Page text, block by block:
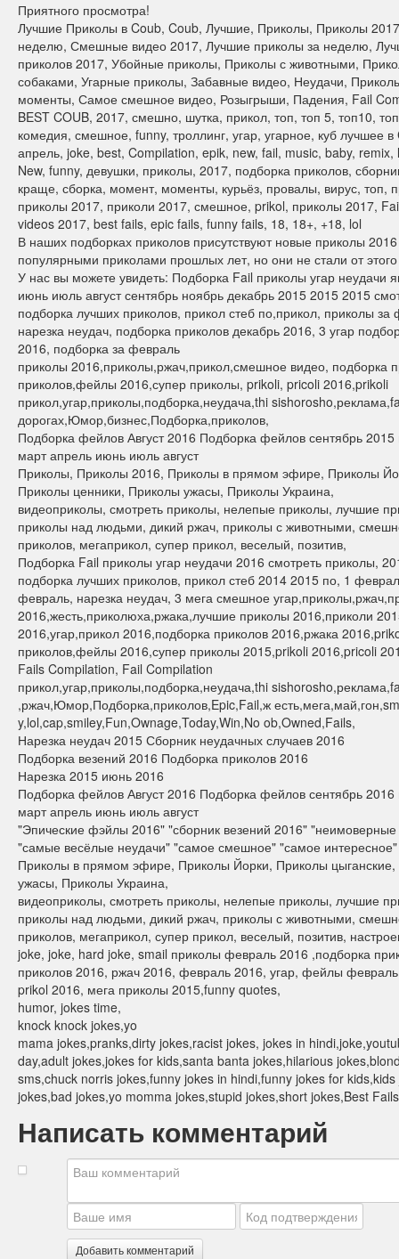
Приятного просмотра!
Лучшие Приколы в Coub, Coub, Лучшие, Приколы, Приколы
неделю, Смешные видео 2017, Лучшие приколы за неделю,
приколов 2017, Убойные приколы, Приколы с животными,
собаками, Угарные приколы, Забавные видео, Неудачи,
моменты, Самое смешное видео, Розыгрыши, Падения, Fail
BEST COUB, 2017, смешно, шутка, прикол, топ, топ 5, топ10,
комедия, смешное, funny, троллинг, угар, угарное, куб лучшее
апрель, joke, best, Compilation, epik, new, fail, music, baby,
New, funny, девушки, приколы, 2017, подборка приколов,
краще, сборка, момент, моменты, курьёз, провалы, вирус, топ,
приколы 2017, приколи 2017, смешное, prikol, приколы 2017,
videos 2017, best fails, epic fails, funny fails, 18, 18+, +18, lol
В наших подборках приколов присутствуют новые приколы
популярными приколами прошлых лет, но они не стали от
У нас вы можете увидеть: Подборка Fail приколы угар неудачи
июнь июль август сентябрь ноябрь декабрь 2015 2015 2015
подборка лучших приколов, прикол стеб по,прикол, приколы
нарезка неудач, подборка приколов декабрь 2016, 3 угар
2016, подборка за февраль
приколы 2016,приколы,ржач,прикол,смешное видео, подборка
приколов,фейлы 2016,супер приколы, prikoli, pricoli 2016,prikoli
прикол,угар,приколы,подборка,неудача,thi
дорогах,Юмор,бизнес,Подборка,приколов,
Подборка фейлов Август 2016 Подборка фейлов сентябрь
март апрель июнь июль август
Приколы, Приколы 2016, Приколы в прямом эфире, Приколы
Приколы ценники, Приколы ужасы, Приколы Украина,
видеоприколы, смотреть приколы, нелепые приколы, лучшие
приколы над людьми, дикий ржач, приколы с животными,
приколов, мегаприкол, супер прикол, веселый, позитив,
Подборка Fail приколы угар неудачи 2016 смотреть приколы,
подборка лучших приколов, прикол стеб 2014 2015 по, 1
февраль, нарезка неудач, 3 мега смешное
2016,жесть,приколюха,ржака,лучшие приколы 2016,приколи
2016,угар,прикол 2016,подборка приколов 2016,ржака
приколов,фейлы 2016,супер приколы 2015,prikoli 2016,pricoli
Fails Compilation, Fail Compilation
прикол,угар,приколы,подборка,неудача,thi
,ржач,Юмор,Подборка,приколов,Epic,Fail,ж
y,lol,cap,smiley,Fun,Ownage,Today,Win,No ob,Owned,Fails,
Нарезка неудач 2015 Сборник неудачных случаев 2016
Подборка везений 2016 Подборка приколов 2016
Нарезка 2015 июнь 2016
Подборка фейлов Август 2016 Подборка фейлов сентябрь
март апрель июнь июль август
"Эпические фэйлы 2016" "сборник везений 2016"
"самые весёлые неудачи" "самое смешное" "самое
Приколы в прямом эфире, Приколы Йорки, Приколы
ужасы, Приколы Украина,
видеоприколы, смотреть приколы, нелепые приколы, лучшие
приколы над людьми, дикий ржач, приколы с животными,
приколов, мегаприкол, супер прикол, веселый, позитив,
joke, joke, hard joke, smail приколы февраль 2016 ,подборка
приколов 2016, ржач 2016, февраль 2016, угар, фейлы
prikol 2016, мега приколы 2015,funny quotes,
humor, jokes time,
knock knock jokes,yo
mama jokes,pranks,dirty jokes,racist jokes, jokes in
day,adult jokes,jokes for kids,santa banta jokes,hilarious
sms,chuck norris jokes,funny jokes in hindi,funny jokes for
jokes,bad jokes,yo momma jokes,stupid jokes,short jokes,Best
Написать комментарий
Добавить комментарий